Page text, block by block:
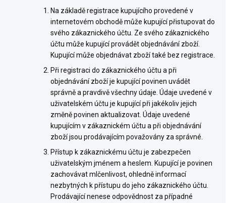
Na základě registrace kupujícího provedené v
internetovém obchodě může kupující přistupovat do
svého zákaznického účtu. Ze svého zákaznického
účtu může kupující provádět objednávání zboží.
Kupující může objednávat zboží také bez registrace.
Při registraci do zákaznického účtu a při
objednávání zboží je kupující povinen uvádět
správně a pravdivě všechny údaje. Údaje uvedené v
uživatelském účtu je kupující při jakékoliv jejich
změně povinen aktualizovat. Údaje uvedené
kupujícím v zákaznickém účtu a při objednávání
zboží jsou prodávajícím považovány za správné.
Přístup k zákaznickému účtu je zabezpečen
uživatelským jménem a heslem. Kupující je povinen
zachovávat mlčenlivost, ohledně informací
nezbytných k přístupu do jeho zákaznického účtu.
Prodávající nenese odpovědnost za případné